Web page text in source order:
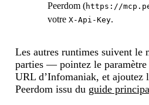
Peerdom (https://
votreX-Api-Key.
Les autres runtimes suivent le
parties — pointez le paramètre
URL d’Infomaniak, et ajoutez
Peerdom issu du guide